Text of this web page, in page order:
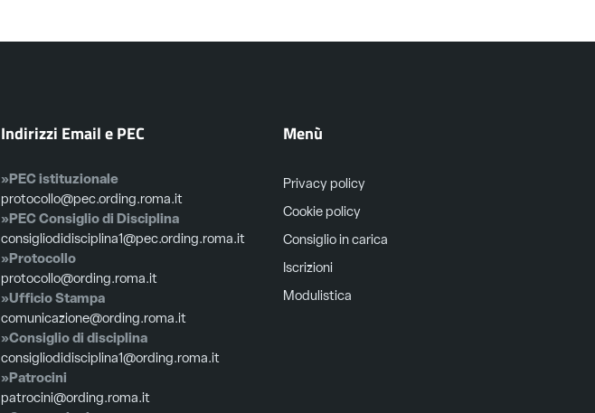
Indirizzi Email e PEC
»PEC istituzionale
protocollo@pec.ording.roma.it
»PEC Consiglio di Disciplina
consigliodidisciplina1@pec.ording.roma.it
»Protocollo
protocollo@ording.roma.it
»Ufficio Stampa
comunicazione@ording.roma.it
»Consiglio di disciplina
consigliodidisciplina1@ording.roma.it
»Patrocini
patrocini@ording.roma.it
Menù
Privacy policy
Cookie policy
Consiglio in carica
Iscrizioni
Modulistica